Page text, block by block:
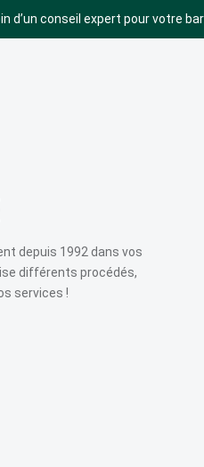
d’un conseil expert pour votre
BOIS
depuis 1992 dans vos
différents procédés,
services !